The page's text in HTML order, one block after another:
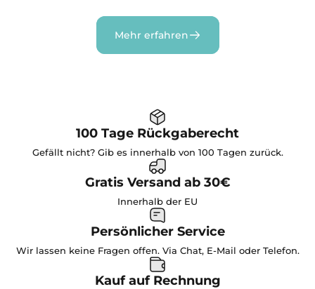
Mehr erfahren
100 Tage Rückgaberecht
Gefällt nicht? Gib es innerhalb von 100 Tagen zurück.
Gratis Versand ab 30€
Innerhalb der EU
Persönlicher Service
Wir lassen keine Fragen offen. Via Chat, E-Mail oder Telefon.
Kauf auf Rechnung